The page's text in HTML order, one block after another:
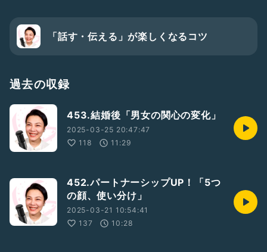
言葉にも「境界線」を意識する事が大事です。
「心理的パーソナルスペースを守ってくれる人か
そうでないか」
を無意識に判断しているからです。
同じ空間にいたいとは思いません
会うってなった時
「ワクワクする」
「早く会いたい」
「話す・伝える」が楽しくなるコツ
過去の収録
453.結婚後「男女の関心の変化」
2025-03-25 20:47:47
118
11:29
452.パートナーシップUP！「5つ
の顔、使い分け」
2025-03-21 10:54:41
137
10:28